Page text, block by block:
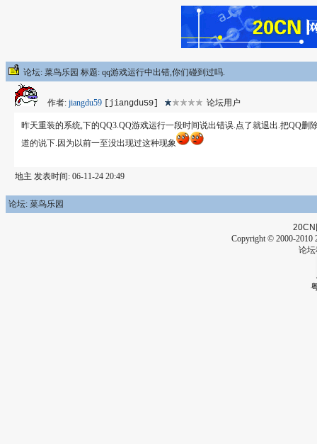
论坛: 菜鸟乐园 标题: qq游戏运行中出错,你们碰到过吗.
作者: jiangdu59 [jiangdu59] 论坛用户
昨天重装的系统,下的QQ3.QQ游戏运行一段时间说出错误.点了就退出.把QQ
道的说下.因为以前一至没出现过这种现象
地主 发表时间: 06-11-24 20:49
论坛: 菜鸟乐园
20CN
Copyright © 2000-2010
论